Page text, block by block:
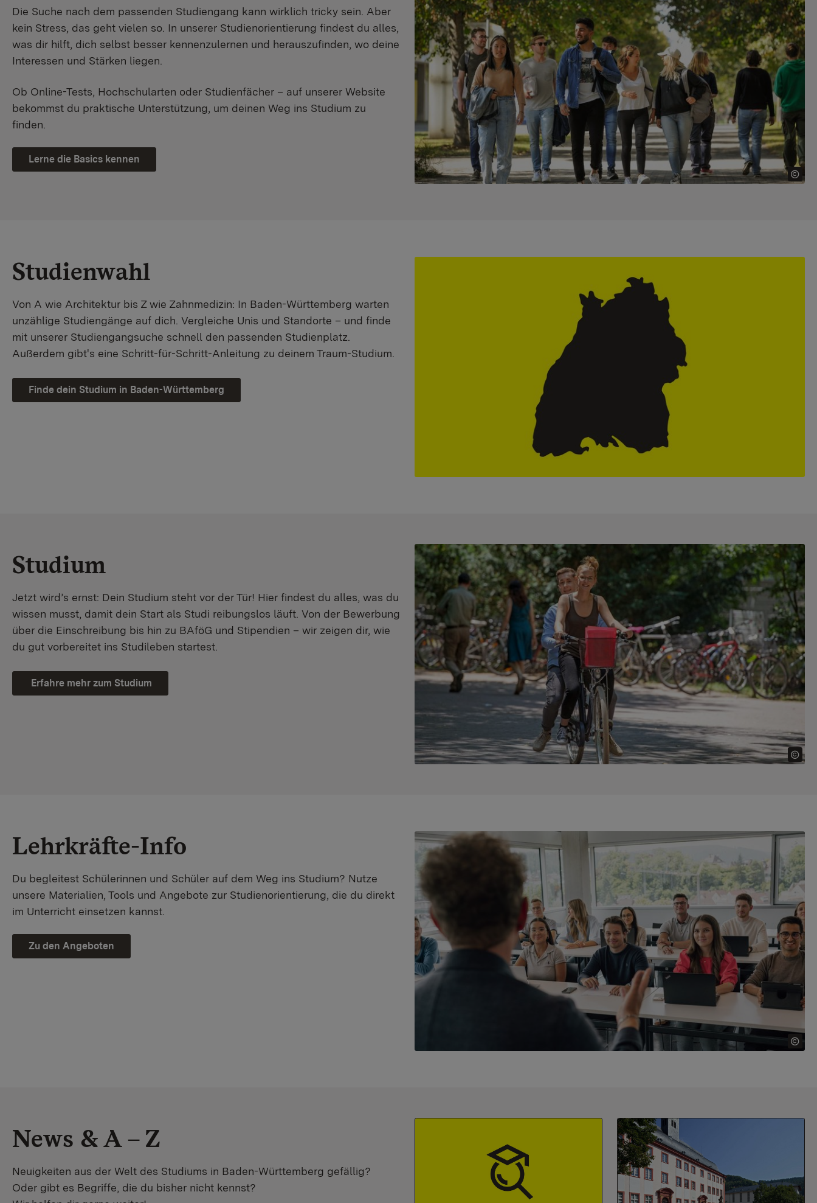
Die Suche nach dem passenden Studiengang kann wirklich tricky sein. Aber
kein Stress, das geht vielen so. In unserer Studienorientierung findest du alles,
was dir hilft, dich selbst besser kennenzulernen und herauszufinden, wo deine
Interessen und Stärken liegen.
Ob Online-Tests, Hochschularten oder Studienfächer – auf unserer Website
bekommst du praktische Unterstützung, um deinen Weg ins Studium zu
finden.
Lerne die Basics kennen
Studienwahl
Von A wie Architektur bis Z wie Zahnmedizin: In Baden-Württemberg warten
unzählige Studiengänge auf dich. Vergleiche Unis und Standorte – und finde
mit unserer Studiengangsuche schnell den passenden Studienplatz.
Außerdem gibt's eine Schritt-für-Schritt-Anleitung zu deinem Traum-Studium.
Finde dein Studium in Baden-Württemberg
Studium
Jetzt wird’s ernst: Dein Studium steht vor der Tür! Hier findest du alles, was du
wissen musst, damit dein Start als Studi reibungslos läuft. Von der Bewerbung
über die Einschreibung bis hin zu BAföG und Stipendien – wir zeigen dir, wie
du gut vorbereitet ins Studileben startest.
Erfahre mehr zum Studium
Lehrkräfte-Info
Du begleitest Schülerinnen und Schüler auf dem Weg ins Studium? Nutze
unsere Materialien, Tools und Angebote zur Studienorientierung, die du direkt
im Unterricht einsetzen kannst.
Zu den Angeboten
News & A – Z
Neuigkeiten aus der Welt des Studiums in Baden-Württemberg gefällig?
Oder gibt es Begriffe, die du bisher nicht kennst?